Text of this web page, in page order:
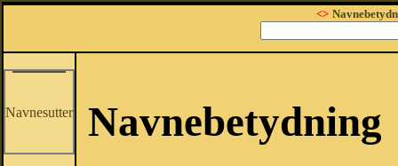
<>
Navnesutter Navnebetydning